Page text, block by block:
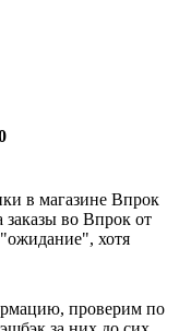
в магазине Впрок
заказы во Впрок от
хотя
проверим по